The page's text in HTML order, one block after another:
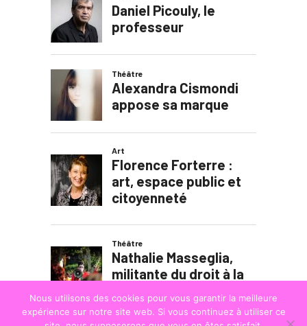
Nous utilisons des cookies pour vous garantir la meilleure
expérience sur notre site web. Si vous continuez à utiliser ce